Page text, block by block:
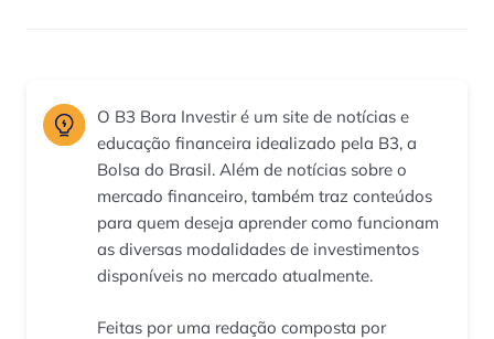
O B3 Bora Investir é um site de notícias e
educação financeira idealizado pela B3, a
Bolsa do Brasil. Além de notícias sobre o
mercado financeiro, também traz conteúdos
para quem deseja aprender como funcionam
as diversas modalidades de investimentos
disponíveis no mercado atualmente.
Feitas por uma redação composta por